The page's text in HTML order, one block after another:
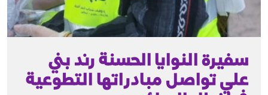
سفيرة النوايا الحسنة رند بني
علي تواصل مبادراتها التطوعية